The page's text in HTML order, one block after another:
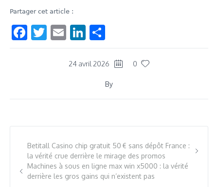
Partager cet article :
Facebook
Twitter
EmailLinkedIn
24 avril 2026 0
By
Betitall Casino chip gratuit 50 € sans dépôt France :
la vérité crue derrière le mirage des promos
Machines à sous en ligne max win x5000 : la vérité
derrière les gros gains qui n’existent pas